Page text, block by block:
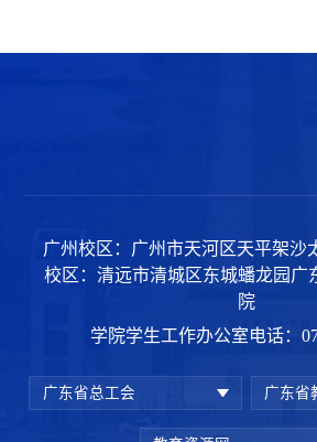
广州校区：广州市天河区天平架沙
校区：清远市清城区东城蟠龙园广
院
学院学生工作办公室电话：
广东省总工会 广东省